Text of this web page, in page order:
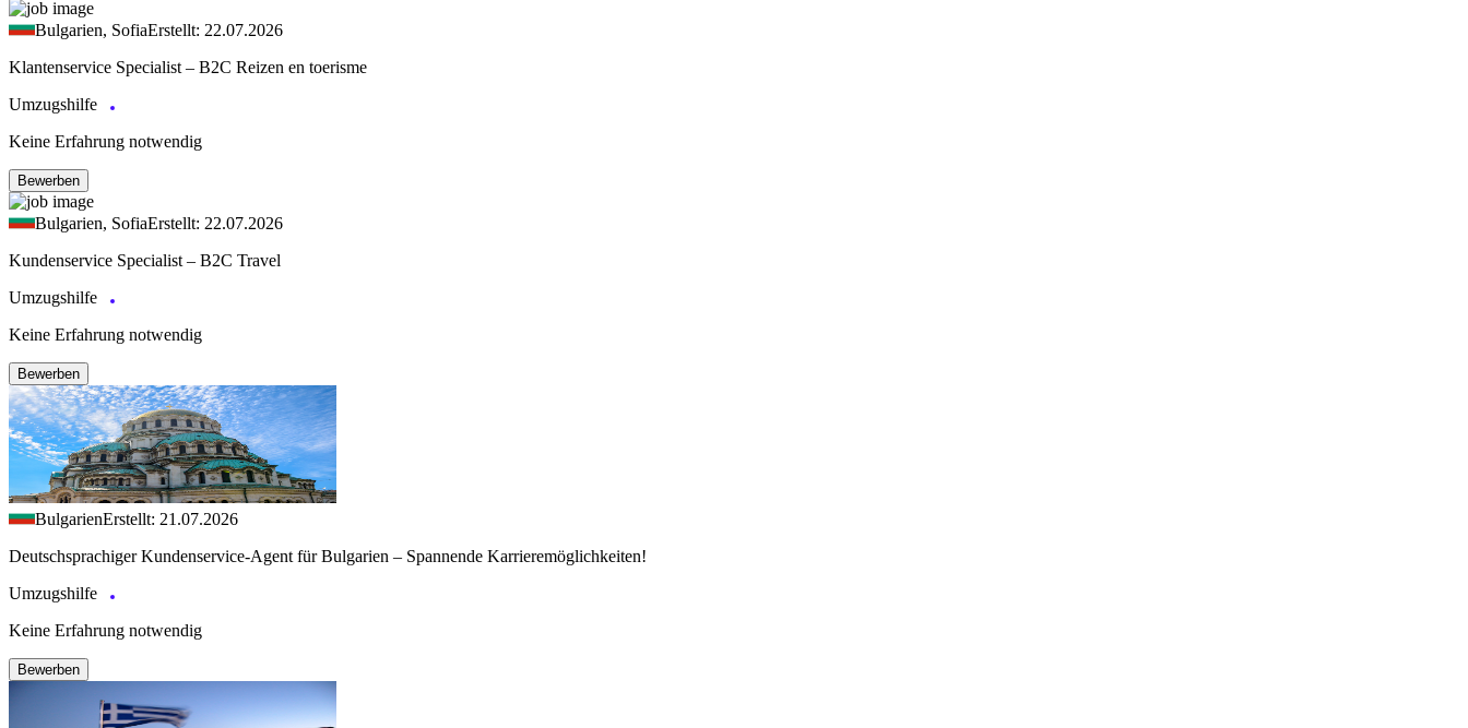
Bulgarien, SofiaErstellt: 22.07.2026
Klantenservice Specialist – B2C Reizen en toerisme
Umzugshilfe
Keine Erfahrung notwendig
Bewerben
Bulgarien, SofiaErstellt: 22.07.2026
Kundenservice Specialist – B2C Travel
Umzugshilfe
Keine Erfahrung notwendig
Bewerben
BulgarienErstellt: 21.07.2026
Deutschsprachiger Kundenservice-Agent für Bulgarien – Spannende Karrieremöglichkeiten!
Umzugshilfe
Keine Erfahrung notwendig
Bewerben